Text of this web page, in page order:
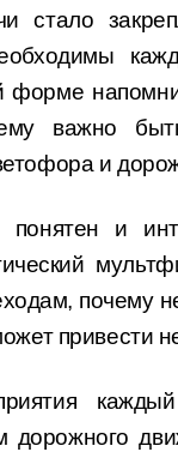
стало
форме
важно
и
и
почему
привести
каждый
дорожного